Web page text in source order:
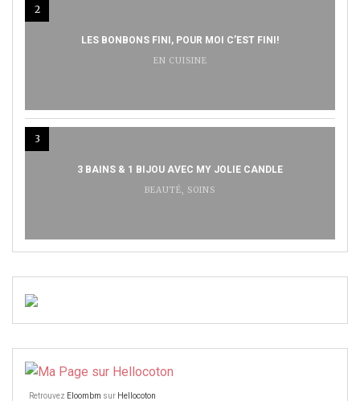
2
LES BONBONS FINI, POUR MOI C’EST FINI!
EN CUISINE
3
3 BAINS & 1 BIJOU AVEC MY JOLIE CANDLE
BEAUTÉ, SOINS
Retrouvez Eloombm sur Hellocoton